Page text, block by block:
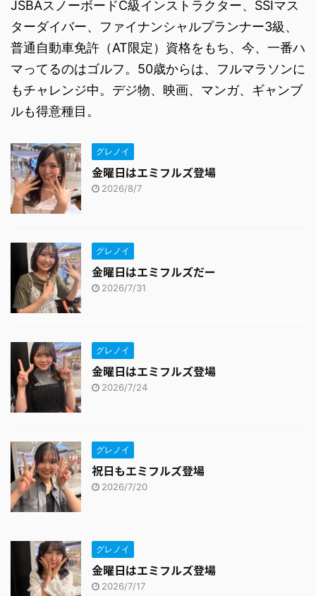
JSBAスノーボードC級インストラクター、SSIマス
ターダイバー、ファイナンシャルプランナー3級、
普通自動車免許（AT限定）資格をもち、今、一番ハ
マってるのはゴルフ。50歳からは、フルマラソンに
もチャレンジ中。デジ物、映画、マンガ、ギャンブ
ルも得意種目。
グレノイ
金曜日はエミフルズ登場
2026/8/7
グレノイ
金曜日はエミフルズだー
2026/7/31
グレノイ
金曜日はエミフルズ登場
2026/7/24
グレノイ
祝日もエミフルズ登場
2026/7/20
グレノイ
金曜日はエミフルズ登場
2026/7/17